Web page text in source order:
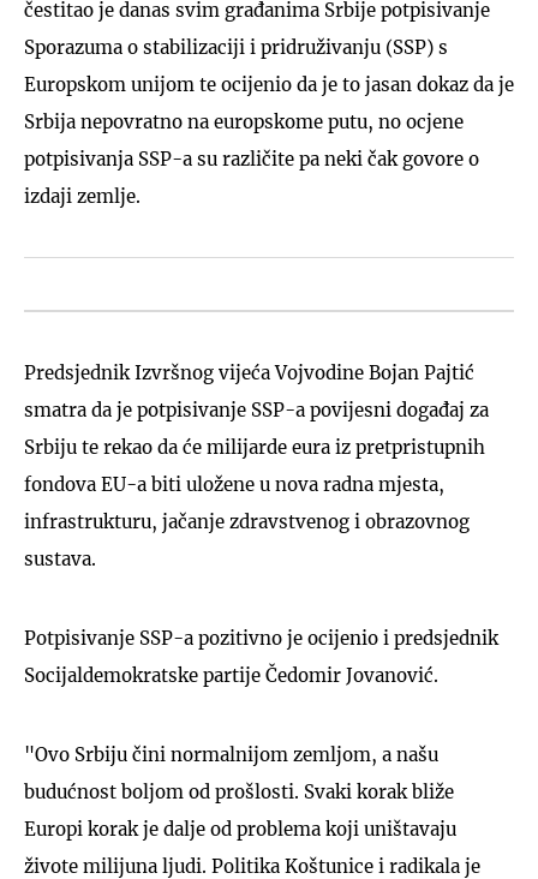
čestitao je danas svim građanima Srbije potpisivanje
Sporazuma o stabilizaciji i pridruživanju (SSP) s
Europskom unijom te ocijenio da je to jasan dokaz da je
Srbija nepovratno na europskome putu, no ocjene
potpisivanja SSP-a su različite pa neki čak govore o
izdaji zemlje.
Predsjednik Izvršnog vijeća Vojvodine Bojan Pajtić
smatra da je potpisivanje SSP-a povijesni događaj za
Srbiju te rekao da će milijarde eura iz pretpristupnih
fondova EU-a biti uložene u nova radna mjesta,
infrastrukturu, jačanje zdravstvenog i obrazovnog
sustava.
Potpisivanje SSP-a pozitivno je ocijenio i predsjednik
Socijaldemokratske partije Čedomir Jovanović.
"Ovo Srbiju čini normalnijom zemljom, a našu
budućnost boljom od prošlosti. Svaki korak bliže
Europi korak je dalje od problema koji uništavaju
živote milijuna ljudi. Politika Koštunice i radikala je